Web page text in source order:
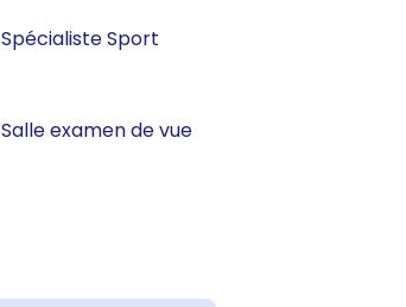
Spécialiste Sport
Salle examen de vue